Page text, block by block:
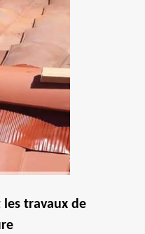
les travaux de